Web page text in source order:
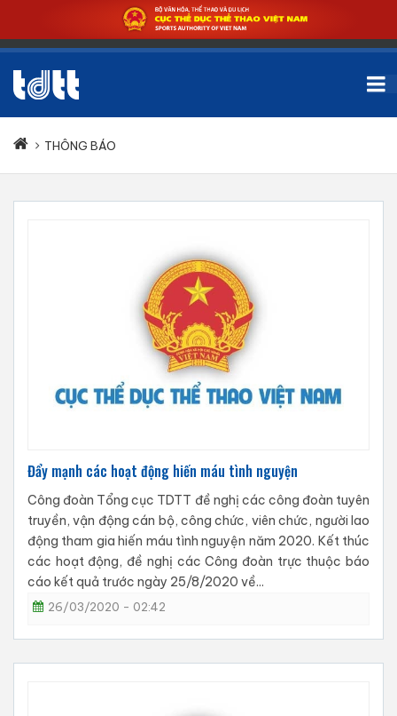
THÔNG BÁO
Đẩy mạnh các hoạt động hiến máu tình nguyện
Công đoàn Tổng cục TDTT đề nghị các công đoàn tuyên
truyền, vận động cán bộ, công chức, viên chức, người lao
động tham gia hiến máu tình nguyện năm 2020. Kết thúc
các hoạt động, đề nghị các Công đoàn trực thuộc báo
cáo kết quả trước ngày 25/8/2020 về...
26/03/2020 - 02:42